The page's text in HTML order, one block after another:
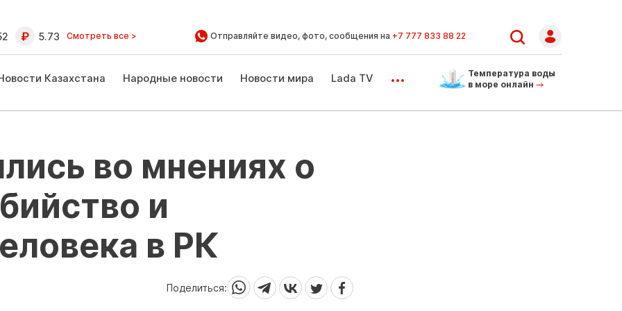
5.73 Смотреть все > Отправляйте видео, фото, сообщения на +7 777 833 88 22
Казахстана Народные новости Новости мира Lada TV ...
Температура воды
в море онлайн
во мнениях о
и
в РК
Поделиться: